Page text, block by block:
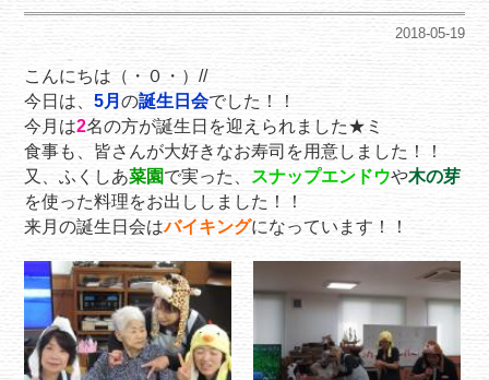
2018-05-19
こんにちは（・０・）//
今日は、5月の誕生日会でした！！
今月は2名の方が誕生日を迎えられました★ミ
食事も、皆さんが大好きなお寿司を用意しました！！
又、ふくしあ菜園で実った、 スナップエンドウや木の芽
を使った料理をお出ししました！！
来月の誕生日会はバイキングになっています！！